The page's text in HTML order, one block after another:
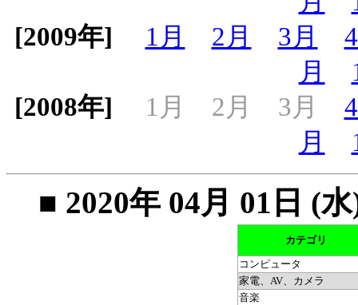
[2009年]
1月 2月 3月
月
[2008年]
1月 2月 3月
月
■ 2020年 04月 01日 (
カテゴリ
コンピュータ
家電、AV、カメラ
音楽